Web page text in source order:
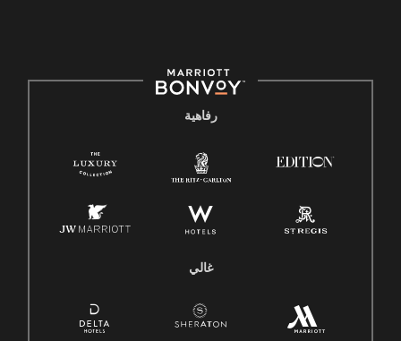
رفاهية
غالي